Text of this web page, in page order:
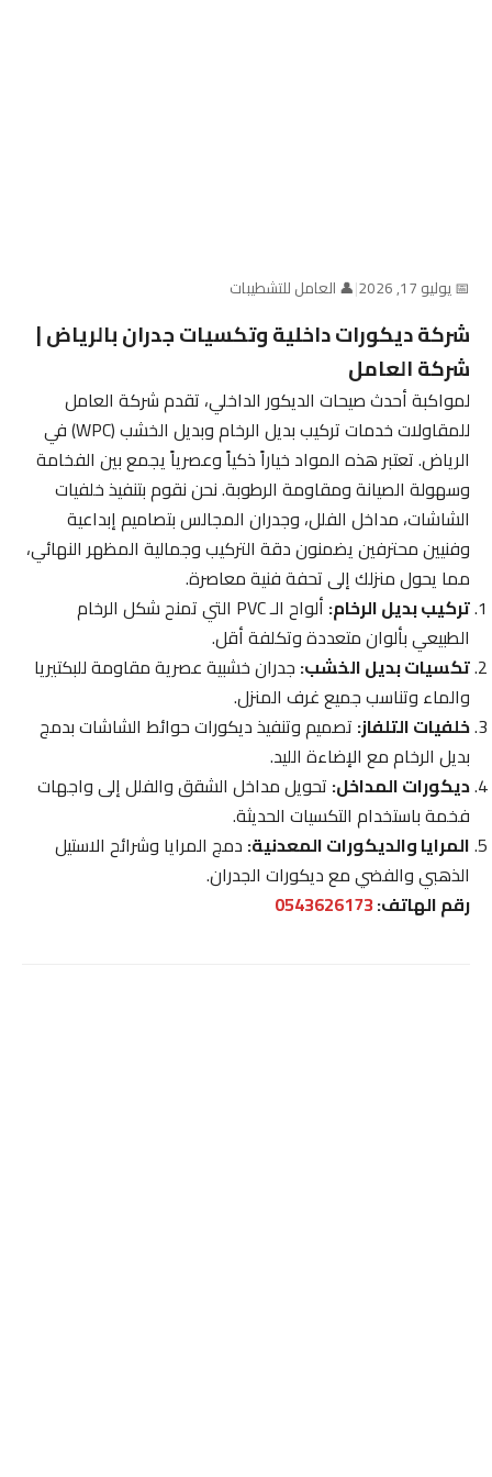
📅 يوليو 17, 2026 |👤 العامل للتشطيبات
شركة ديكورات داخلية وتكسيات جدران بالرياض |
شركة العامل
لمواكبة أحدث صيحات الديكور الداخلي، تقدم شركة العامل
للمقاولات خدمات تركيب بديل الرخام وبديل الخشب (WPC) في
الرياض. تعتبر هذه المواد خياراً ذكياً وعصرياً يجمع بين الفخامة
وسهولة الصيانة ومقاومة الرطوبة. نحن نقوم بتنفيذ خلفيات
الشاشات، مداخل الفلل، وجدران المجالس بتصاميم إبداعية
وفنيين محترفين يضمنون دقة التركيب وجمالية المظهر النهائي،
مما يحول منزلك إلى تحفة فنية معاصرة.
تركيب بديل الرخام:
ألواح الـ PVC التي تمنح شكل الرخام
الطبيعي بألوان متعددة وتكلفة أقل.
تكسيات بديل الخشب:جدران خشبية عصرية مقاومة للبكتيريا
والماء وتناسب جميع غرف المنزل.
خلفيات التلفاز:تصميم وتنفيذ ديكورات حوائط الشاشات بدمج
بديل الرخام مع الإضاءة الليد.
ديكورات المداخل:تحويل مداخل الشقق والفلل إلى واجهات
فخمة باستخدام التكسيات الحديثة.
المرايا والديكورات المعدنية:دمج المرايا وشرائح الاستيل
الذهبي والفضي مع ديكورات الجدران.
رقم الهاتف:0543626173